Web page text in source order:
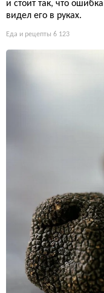
и стоит так, что
видел его в руках.
Еда и рецепты 6 123